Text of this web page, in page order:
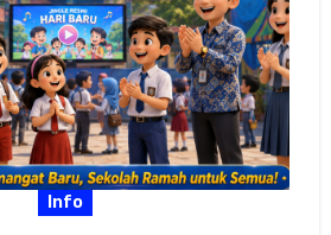
Info